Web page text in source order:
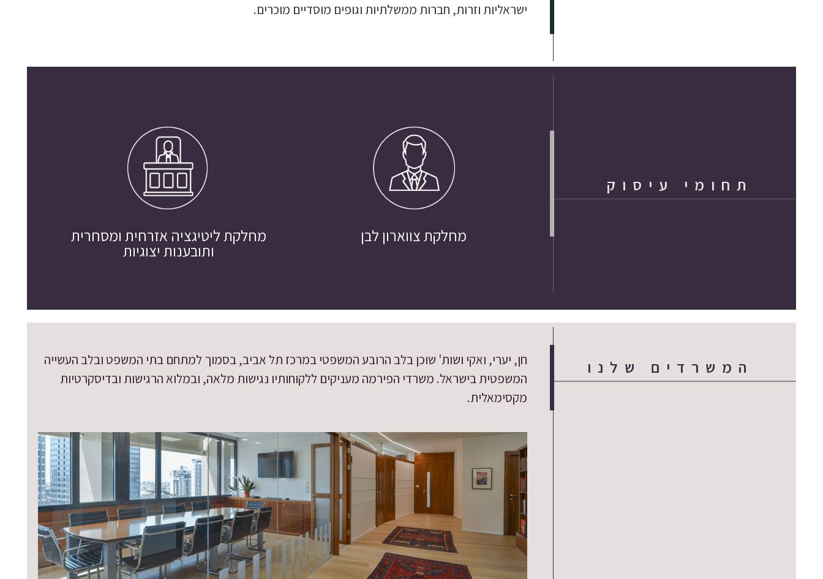
ישראליות וזרות, חברות ממשלתיות וגופים מוסדיים מוכרים.
תחומי עיסוק
מחלקת צווארון לבן מחלקת ליטיגציה אזרחית ומסחרית
ותובענות יצוגיות
המשרדים שלנו
חן, יערי, ואקי ושות' שוכן בלב הרובע המשפטי במרכז תל אביב, בסמוך למתחם בתי המשפט ובלב העשייה
המשפטית בישראל. משרדי הפירמה מעניקים ללקוחותיו נגישות מלאה, ובמלוא הרגישות ובדיסקרטיות
מקסימאלית.